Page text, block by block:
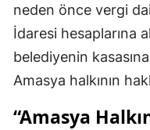
neden önce vergi
İdaresi hesaplarına
belediyenin
Amasya halkının
“Amasya